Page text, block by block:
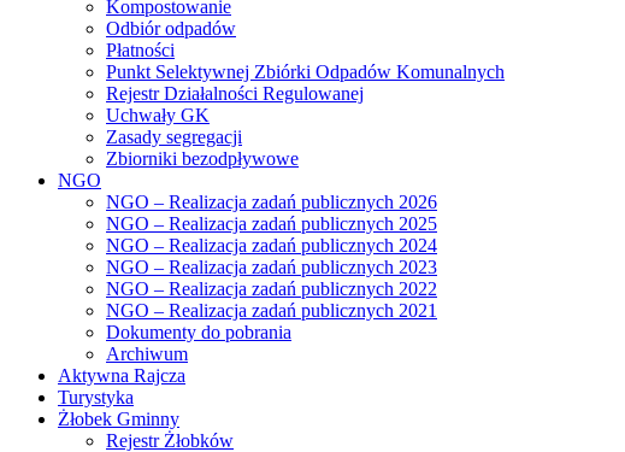
Kompostowanie
Odbiór odpadów
Płatności
Punkt Selektywnej Zbiórki Odpadów Komunalnych
Rejestr Działalności Regulowanej
Uchwały GK
Zasady segregacji
Zbiorniki bezodpływowe
NGO
NGO – Realizacja zadań publicznych 2026
NGO – Realizacja zadań publicznych 2025
NGO – Realizacja zadań publicznych 2024
NGO – Realizacja zadań publicznych 2023
NGO – Realizacja zadań publicznych 2022
NGO – Realizacja zadań publicznych 2021
Dokumenty do pobrania
Archiwum
Aktywna Rajcza
Turystyka
Żłobek Gminny
Rejestr Żłobków